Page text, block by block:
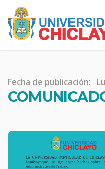
Fecha de publicación: